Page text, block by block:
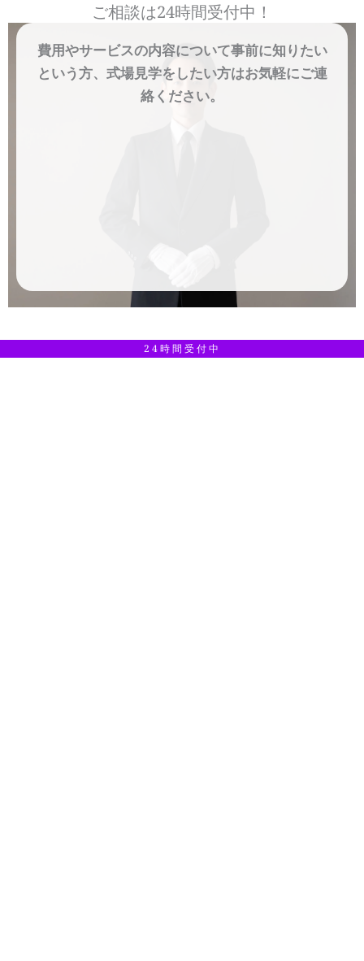
ご相談は24時間受付中！
費用やサービスの内容について事前に知りたい
という方、式場見学をしたい方はお気軽にご連
絡ください。
24時間受付中